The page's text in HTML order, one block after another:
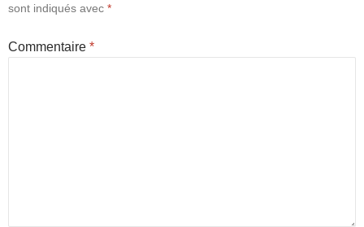
sont indiqués avec *
Commentaire *